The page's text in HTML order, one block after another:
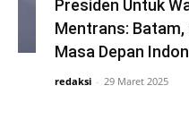
Presiden Untuk
Mentrans: Batam,
Masa Depan
redaksi - 29 Maret 2025